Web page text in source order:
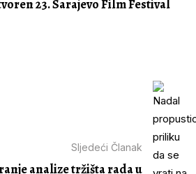
23. Sarajevo Film Festival
Sljedeći Članak
analize tržišta rada u